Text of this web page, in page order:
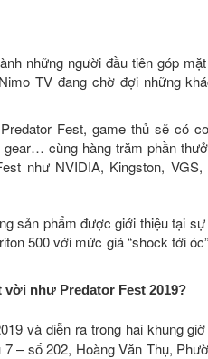
những người đầu tiên góp
TV đang chờ đợi những
Fest, game thủ sẽ có
cùng hàng trăm phần
như NVIDIA, Kingston, VGS,
sản phẩm được giới thiệu tại
500 với mức giá “shock tới
như Predator Fest 2019?
và diễn ra trong hai khung giờ
– số 202, Hoàng Văn Thụ,